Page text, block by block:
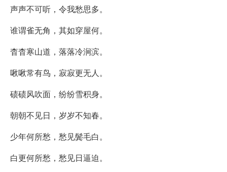
声声不可听，令我愁思多。
谁谓雀无角，其如穿屋何。
杳杳寒山道，落落冷涧滨。
啾啾常有鸟，寂寂更无人。
碛碛风吹面，纷纷雪积身。
朝朝不见日，岁岁不知春。
少年何所愁，愁见鬓毛白。
白更何所愁，愁见日逼迫。